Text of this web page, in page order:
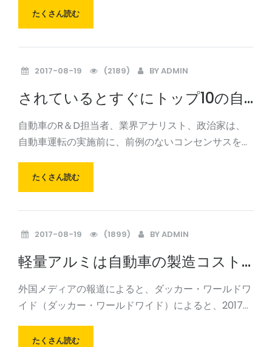
タイヤの圧力が重すぎるように、第二に、いくつかの
トラックが過負荷です。加えて、お金を節約するため
のトラ
たくさん読む
2017-08-19 (2189) BYADMIN
されているとすぐにトップ10の自
動車部品で消えるだろう、あなた
は何を知っていますか？ 素晴らし
自動車のR＆D担当者、業界アナリスト、政治家は、
自動車運転の実施前に、前例のないコンセンサスを作
する必要もあります。これは、車のステアリングホイ
ールも長い間滞在する必要があることを意味します。
しかし、自
たくさん読む
2017-08-19 (1899) BYADMIN
軽量アルミは自動車の製造コスト
を押し上げ、車の価格は消費を減
らす
外国メディアの報道によると、ダッカー・ワールドワ
イド（ダッカー・ワールドワイド）によると、2017年
ルミニウムは自動車の用途において42％しかし、成長
たくさん読む